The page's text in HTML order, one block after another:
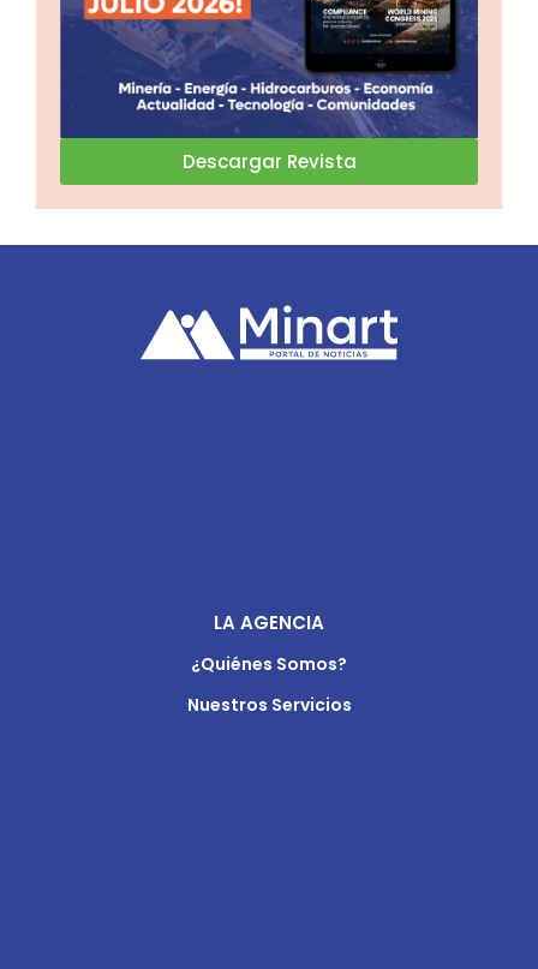
Descargar Revista
LA AGENCIA
¿Quiénes Somos?
Nuestros Servicios